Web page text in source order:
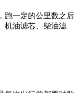
跑一定的公里数之后
机油滤芯、柴油滤